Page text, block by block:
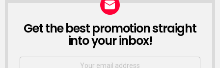
NEWSLETTER
Get the best promotion straight
into your inbox!
Email